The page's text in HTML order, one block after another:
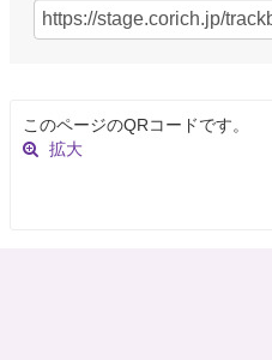
このページのQRコードです。
拡大